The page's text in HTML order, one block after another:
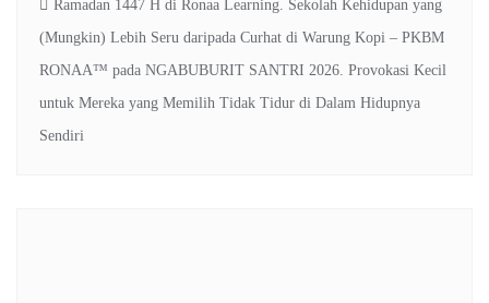
Ramadan 1447 H di Ronaa Learning. Sekolah Kehidupan yang
(Mungkin) Lebih Seru daripada Curhat di Warung Kopi – PKBM
RONAA™ pada NGABUBURIT SANTRI 2026. Provokasi Kecil
untuk Mereka yang Memilih Tidak Tidur di Dalam Hidupnya
Sendiri